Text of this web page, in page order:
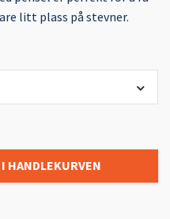
litt plass på stevner.
HANDLEKURVEN